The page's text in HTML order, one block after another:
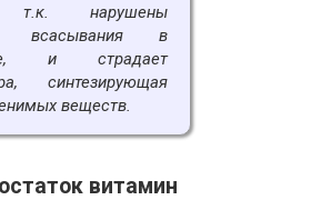
т.к. нарушены
всасывания в
и страдает
синтезирующая
веществ.
витамин